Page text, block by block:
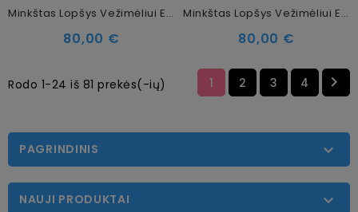
Minkštas Lopšys Vežimėliui EasyGo Echo Black
80,00 €
Minkštas Lopšys Vežimėliui EasyGo Echo Cloud Gray
80,00 €
Rodo 1-24 iš 81 prekės(-ių) 1 2 3 4 
PAGRINDINIS 
NAUJI PRODUKTAI 